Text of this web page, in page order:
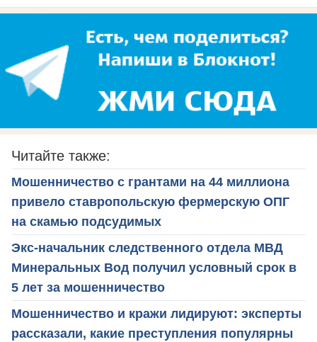
Читайте также:
Мошенничество с грантами на 44 миллиона
привело ставропольскую фермерскую ОПГ
на скамью подсудимых
Экс-начальник следственного отдела МВД
Минеральных Вод получил условный срок в
5 лет за мошенничество
Мошенничество и кражи лидируют: эксперты
рассказали, какие преступления популярны